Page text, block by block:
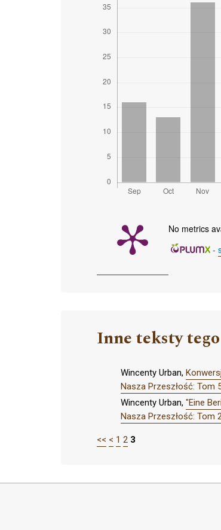
No metrics
-
Inne teksty
Wincenty Urban,
Nasza Przeszłość: Tom
Wincenty Urban, "Eine
Nasza Przeszłość: Tom
<< < 1 2 3